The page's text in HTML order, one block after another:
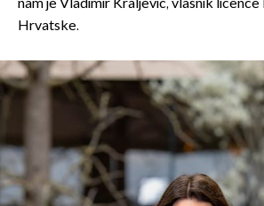
nam je Vladimir Kraljević, vlasnik
Hrvatske.